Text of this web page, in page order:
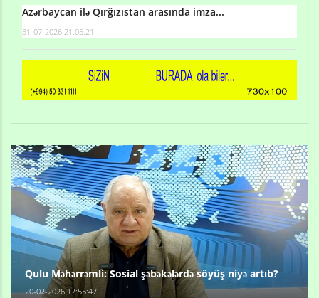
Azərbaycan ilə Qırğızıstan arasında imza...
31-07-2026 21:05:21
Qulu Məhərrəmli: Sosial şəbəkələrdə söyüş niyə artıb?
20-02-2026 17:55:47